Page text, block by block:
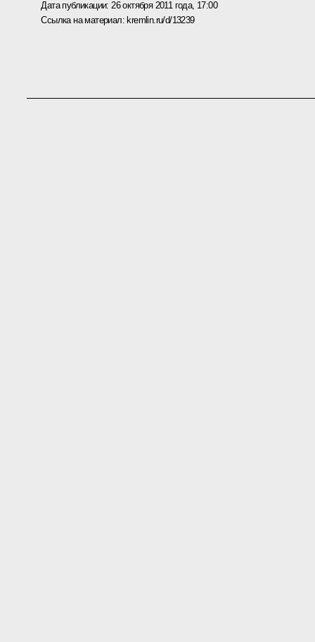
Дата публикации: 26 октября 2011 года, 17:00
Ссылка на материал: kremlin.ru/d/13239